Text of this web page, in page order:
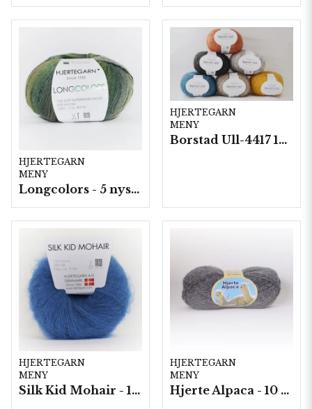
HJERTEGARN
MENY
Longcolors - 5 nystan a100g./fp.
HJERTEGARN
MENY
Borstad Ull-4417 10 nystan/ fp. á 50 g.
HJERTEGARN
MENY
Silk Kid Mohair - 10 nystan á 25g./fp.
HJERTEGARN
MENY
Hjerte Alpaca - 10 nystan á 50g./fp.